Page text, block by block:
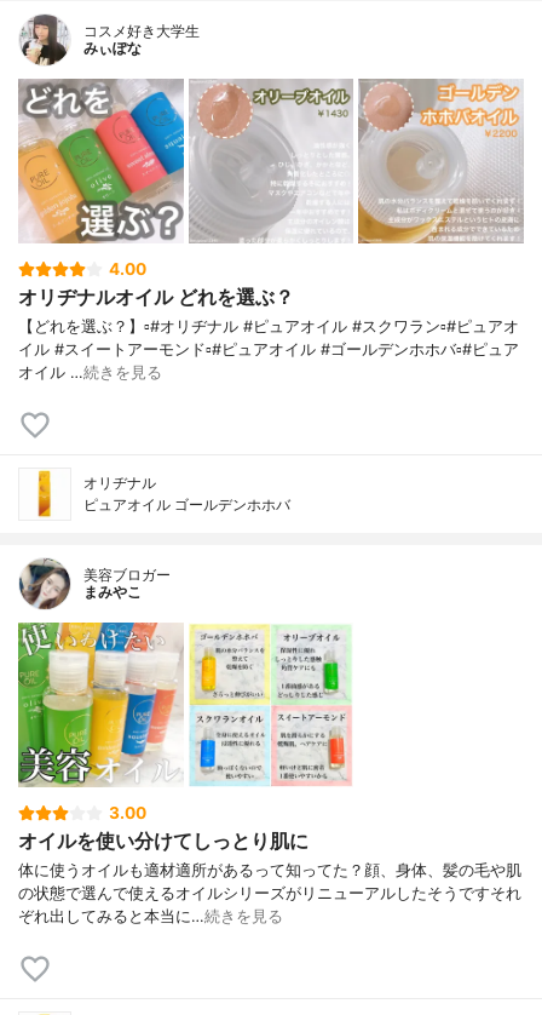
コスメ好き大学生
みぃぽな
4.00
オリヂナルオイル どれを選ぶ？
【どれを選ぶ？】▫️#オリヂナル #ピュアオイル #スクワラン▫️#ピュアオ
イル #スイートアーモンド▫️#ピュアオイル #ゴールデンホホバ▫️#ピュア
オイル …続きを見る
オリヂナル
ピュアオイル ゴールデンホホバ
美容ブロガー
まみやこ
3.00
オイルを使い分けてしっとり肌に
体に使うオイルも適材適所があるって知ってた？⁡⁡顔、身体、髪の毛や肌
の状態で選んで使えるオイルシリーズがリニューアルしたそうです⁡⁡⁡それ
ぞれ出してみると本当に…続きを見る